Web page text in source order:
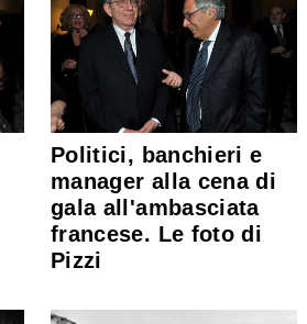
Politici, banchieri e
manager alla cena di
gala all'ambasciata
francese. Le foto di
Pizzi